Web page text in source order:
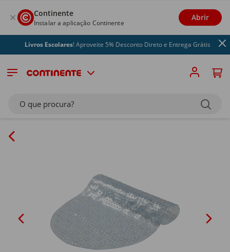
Continente
Instalar a aplicação Continente
Abrir
Livros Escolares! Aproveite 5% Desconto Direto e Entrega Grátis
O que procura?